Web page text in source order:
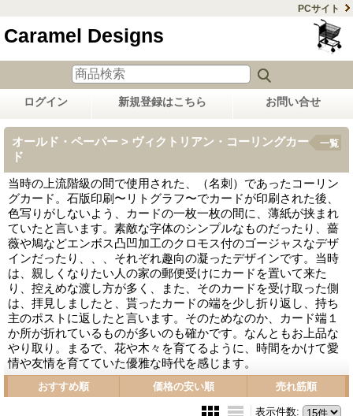
PCサイト
Caramel Designs
ログイン 新規登録はこちら お問い合せ
オールド・ペーパー > ヴィクトリアン・コーリングカー
ド
当時の上流階級の間で使用された、（名刺）であったコーリン
グカード。石版印刷〜リトグラフ〜でカードが印刷された後、
色写りがしないよう、カードの一枚一枚の間に、薄紙が挟まれ
ていたと言います。素敵な字体のシンプルなものだったり、薔
薇や鳩などエンボス凸凹加工のクロモス付のゴージャスなデザ
インだったり、、、それぞれ趣向の凝ったデザインです。当時
は、親しくなりたい人の家の郵便受けにカードを置いて来た
り、控えめな渡し方が多く、また、そのカードを受け取った側
は、拝見しましたと、貰ったカードの端を少し折り返し、持ち
主のポストに返したと言います。そのためなのか、カード端１
か所が折れているものが多いのも確かです。なんともお上品な
やり取り。まるで、花や木々を育てるように、時間をかけて愛
情や友情を育てていた優雅な時代を感じます。
一覧
おすすめ順 価格の安い順 売れ筋順
表示件数: